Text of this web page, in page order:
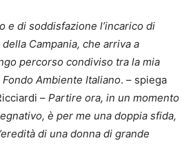
e di soddisfazione l’incarico di
Campania, che arriva a
percorso condiviso tra la mia
Ambiente Italiano. – spiega
– Partire ora, in un momento
è per me una doppia sfida,
di una donna di grande